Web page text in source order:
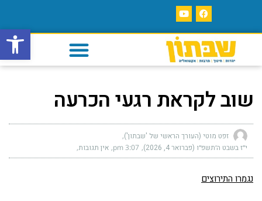
פתח
שוב לקראת רגעי הכרעה
זפט מוטי (העורך הראשי של 'שבתון')
י״ז בשבט ה׳תשפ״ו (פברואר 4, 2026)
3:07 pm אין תגובות
נגמרו התירוצים